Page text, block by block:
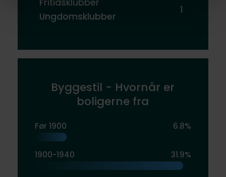
Ungdomsklubber
1
Byggestil - Hvornår er
boligerne fra
Før 1900 6.8%
1900-1940 31.9%